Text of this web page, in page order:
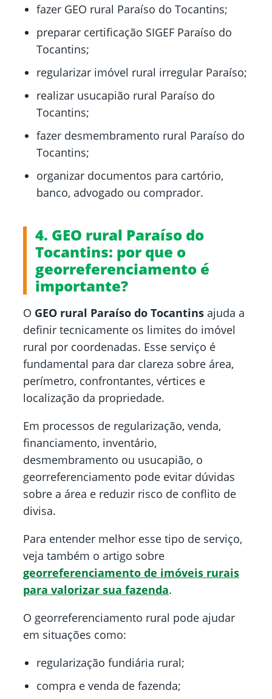
fazer GEO rural Paraíso do Tocantins;
preparar certificação SIGEF Paraíso do
Tocantins;
regularizar imóvel rural irregular Paraíso;
realizar usucapião rural Paraíso do
Tocantins;
fazer desmembramento rural Paraíso do
Tocantins;
organizar documentos para cartório,
banco, advogado ou comprador.
4. GEO rural Paraíso do
Tocantins: por que o
georreferenciamento é
importante?
O GEO rural Paraíso do Tocantins ajuda a
definir tecnicamente os limites do imóvel
rural por coordenadas. Esse serviço é
fundamental para dar clareza sobre área,
perímetro, confrontantes, vértices e
localização da propriedade.
Em processos de regularização, venda,
financiamento, inventário,
desmembramento ou usucapião, o
georreferenciamento pode evitar dúvidas
sobre a área e reduzir risco de conflito de
divisa.
Para entender melhor esse tipo de serviço,
veja também o artigo sobre
georreferenciamento de imóveis rurais
para valorizar sua fazenda.
O georreferenciamento rural pode ajudar
em situações como:
regularização fundiária rural;
compra e venda de fazenda;